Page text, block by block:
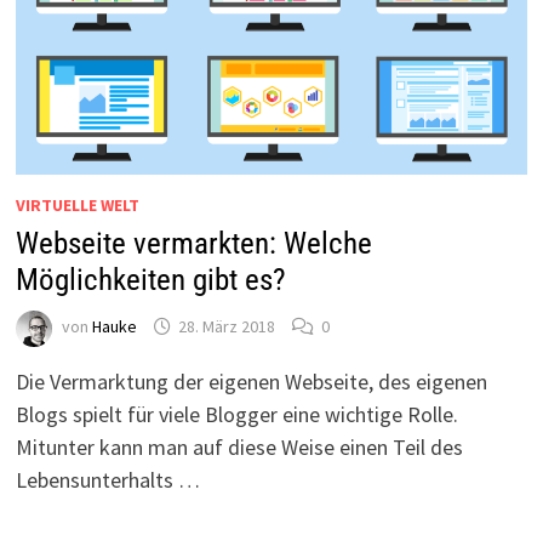
VIRTUELLE WELT
Webseite vermarkten: Welche
Möglichkeiten gibt es?
von Hauke 28. März 2018 0
Die Vermarktung der eigenen Webseite, des eigenen
Blogs spielt für viele Blogger eine wichtige Rolle.
Mitunter kann man auf diese Weise einen Teil des
Lebensunterhalts …